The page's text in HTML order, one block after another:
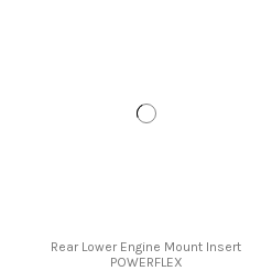
Rear Lower Engine Mount Insert
POWERFLEX